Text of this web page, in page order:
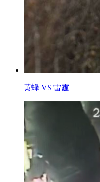
黄蜂 VS 雷霆